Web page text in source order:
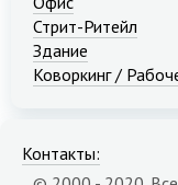
Стрит-Ритейл
Здание
Коворкинг /
Контакты: